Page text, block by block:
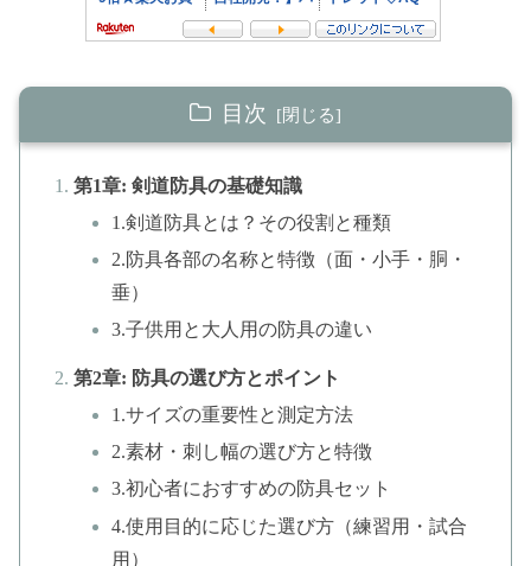
目次
第1章: 剣道防具の基礎知識
1.剣道防具とは？その役割と種類
2.防具各部の名称と特徴（面・小手・胴・
垂）
3.子供用と大人用の防具の違い
第2章: 防具の選び方とポイント
1.サイズの重要性と測定方法
2.素材・刺し幅の選び方と特徴
3.初心者におすすめの防具セット
4.使用目的に応じた選び方（練習用・試合
用）